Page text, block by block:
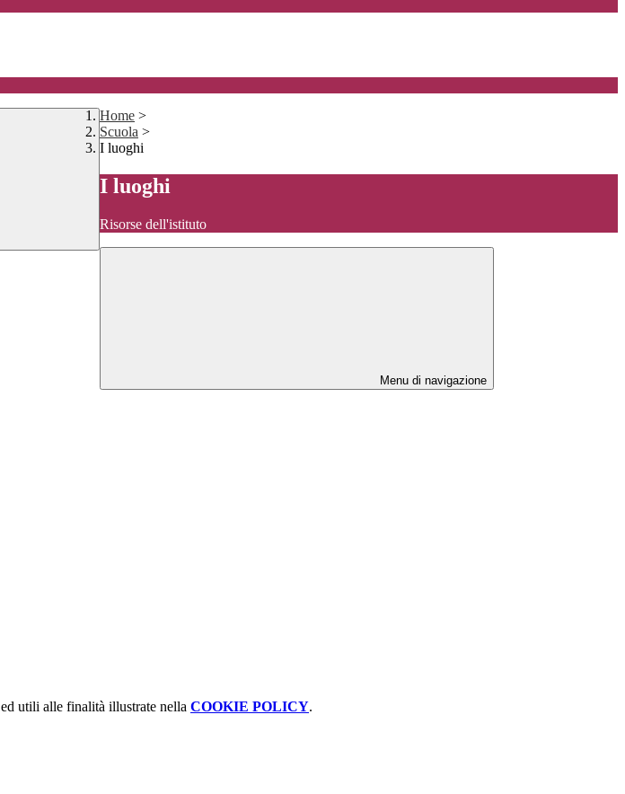
Home >
Scuola >
I luoghi
I luoghi
Risorse dell'istituto
Menu di navigazione
utili alle finalità illustrate nella COOKIE POLICY.